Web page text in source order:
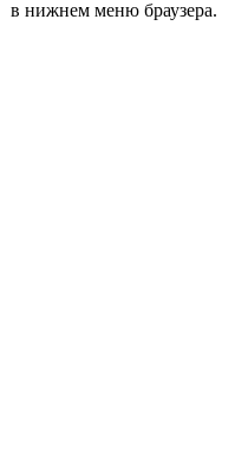
в нижнем меню браузера.